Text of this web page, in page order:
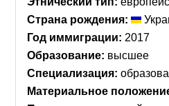
Страна рождения:
Год иммиграции: 2017
Образование: высшее
Специализация:
Материальное